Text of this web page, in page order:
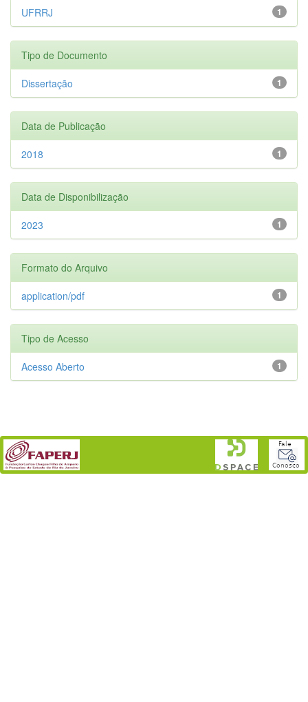
1
UFRRJ
Tipo de Documento
1
Dissertação
Data de Publicação
1
2018
Data de Disponibilização
1
2023
Formato do Arquivo
1
application/pdf
Tipo de Acesso
1
Acesso Aberto